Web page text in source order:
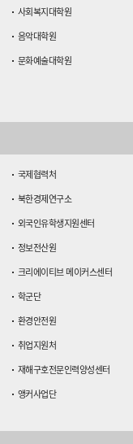
사회복지대학원
음악대학원
문화예술대학원
국제협력처
북한경제연구소
외국인유학생지원센터
정보전산원
크리에이티브 메이커스센터
학군단
환경안전원
취업지원처
재해구호전문인력양성센터
앵커사업단